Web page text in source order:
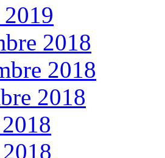
2019
2018
2018
2018